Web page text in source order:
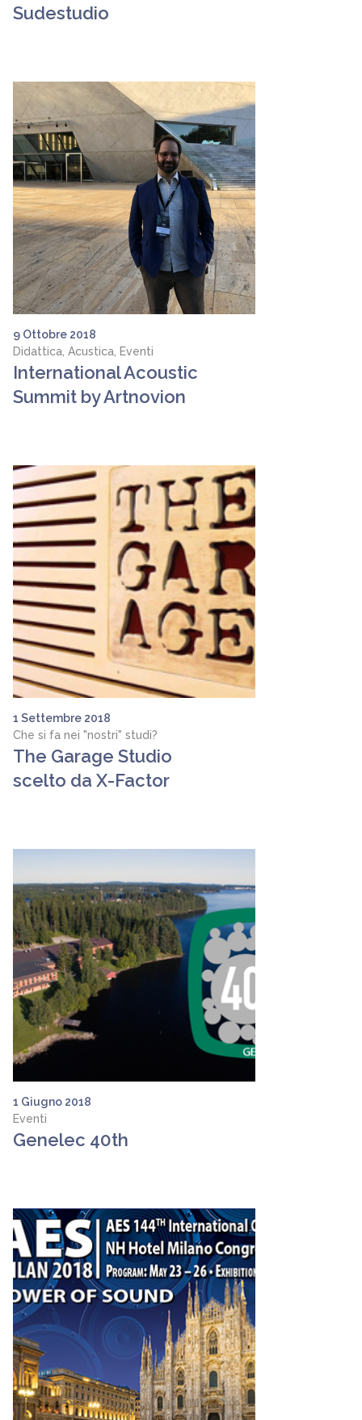
Sudestudio
9 Ottobre 2018
Didattica, Acustica, Eventi
International Acoustic
Summit by Artnovion
1 Settembre 2018
Che si fa nei "nostri" studi?
The Garage Studio
scelto da X-Factor
1 Giugno 2018
Eventi
Genelec 40th